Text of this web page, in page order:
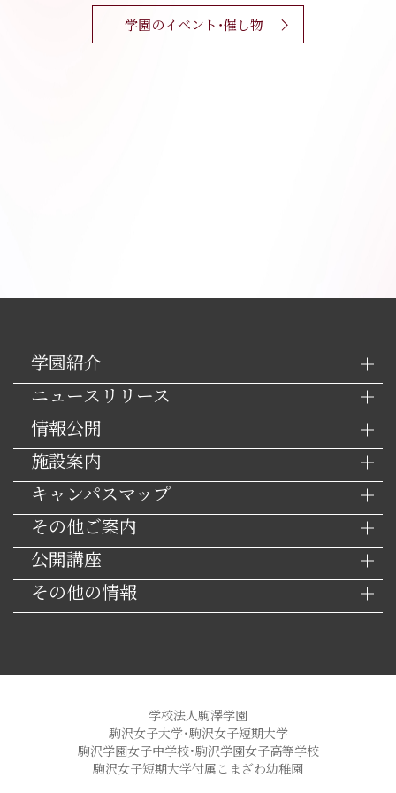
学園のイベント・催し物
学園紹介
ニュースリリース
情報公開
施設案内
キャンパスマップ
その他ご案内
公開講座
その他の情報
学校法人駒澤学園
駒沢女子大学・駒沢女子短期大学
駒沢学園女子中学校・駒沢学園女子高等学校
駒沢女子短期大学付属こまざわ幼稚園